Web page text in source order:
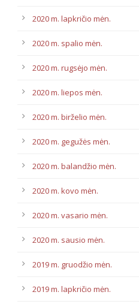
2020 m. lapkričio mėn.
2020 m. spalio mėn.
2020 m. rugsėjo mėn.
2020 m. liepos mėn.
2020 m. birželio mėn.
2020 m. gegužės mėn.
2020 m. balandžio mėn.
2020 m. kovo mėn.
2020 m. vasario mėn.
2020 m. sausio mėn.
2019 m. gruodžio mėn.
2019 m. lapkričio mėn.